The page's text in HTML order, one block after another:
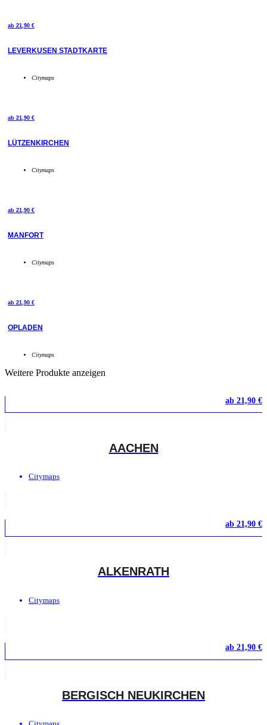
ab 21,90 €
LEVERKUSEN STADTKARTE
Citymaps
ab 21,90 €
LÜTZENKIRCHEN
Citymaps
ab 21,90 €
MANFORT
Citymaps
ab 21,90 €
OPLADEN
Citymaps
Weitere Produkte anzeigen
ab 21,90 €
AACHEN
Citymaps
ab 21,90 €
ALKENRATH
Citymaps
ab 21,90 €
BERGISCH NEUKIRCHEN